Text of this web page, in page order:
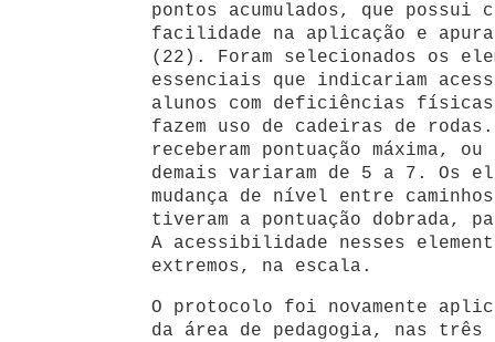
pontos acumulados, que possui
facilidade na aplicação e
(22). Foram selecionados os
essenciais que indicariam
alunos com deficiências
fazem uso de cadeiras de
receberam pontuação máxima,
demais variaram de 5 a 7. Os
mudança de nível entre
tiveram a pontuação dobrada,
A acessibilidade nesses
extremos, na escala.
O protocolo foi novamente
da área de pedagogia, nas três